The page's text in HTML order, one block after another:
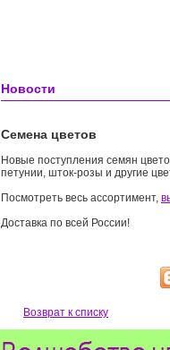
Новости
Семена цветов
Новые поступления семян
петунии, шток-розы и другие
Посмотреть весь ассортимент,
Доставка по всей России!
Возврат к списку